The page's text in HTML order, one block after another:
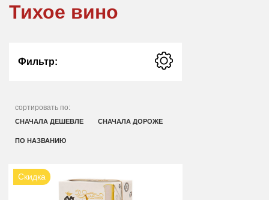
Тихое вино
Фильтр:
сортировать по:
СНАЧАЛА ДЕШЕВЛЕ СНАЧАЛА ДОРОЖЕ
ПО НАЗВАНИЮ
Скидка